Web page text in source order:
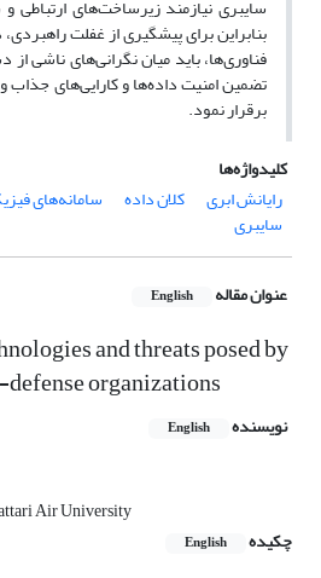
سایبری نیازمند زیرساخت‌های
بنابراین برای پیشگیری از غفلت
فناوری‌ها، باید میان نگرانی‌های ناشی
تضمین امنیت داده‌ها و کارایی‌های جذاب
برقرار نمود.
کلیدواژه‌ها
رایانش ابری
کلان داده سامانه‌های
سایبری
عنوان مقاله English
and threats posed by
organizations
نویسنده English
Air University
چکیده
English